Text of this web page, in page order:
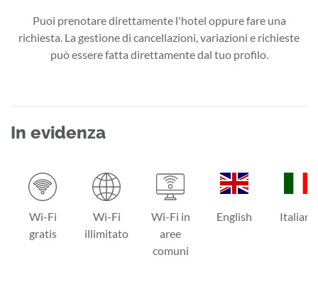
Puoi prenotare direttamente l'hotel oppure fare una
richiesta. La gestione di cancellazioni, variazioni e richieste
può essere fatta direttamente dal tuo profilo.
In evidenza
Wi-Fi
gratis
Wi-Fi
illimitato
Wi-Fi in
aree
comuni
English Italiano